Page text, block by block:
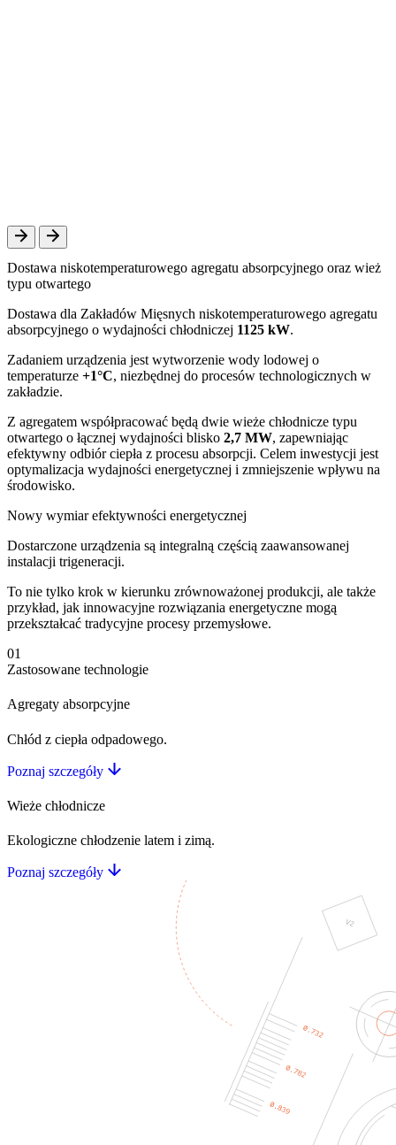
Dostawa niskotemperaturowego agregatu absorpcyjnego oraz wież
typu otwartego
Dostawa dla Zakładów Mięsnych niskotemperaturowego agregatu
absorpcyjnego o wydajności chłodniczej 1125 kW.
Zadaniem urządzenia jest wytworzenie wody lodowej o
temperaturze +1°C, niezbędnej do procesów technologicznych w
zakładzie.
Z agregatem współpracować będą dwie wieże chłodnicze typu
otwartego o łącznej wydajności blisko 2,7 MW, zapewniając
efektywny odbiór ciepła z procesu absorpcji. Celem inwestycji jest
optymalizacja wydajności energetycznej i zmniejszenie wpływu na
środowisko.
Nowy wymiar efektywności energetycznej
Dostarczone urządzenia są integralną częścią zaawansowanej
instalacji trigeneracji.
To nie tylko krok w kierunku zrównoważonej produkcji, ale także
przykład, jak innowacyjne rozwiązania energetyczne mogą
przekształcać tradycyjne procesy przemysłowe.
01
Zastosowane technologie
Agregaty absorpcyjne
Chłód z ciepła odpadowego.
Poznaj szczegóły
Wieże chłodnicze
Ekologiczne chłodzenie latem i zimą.
Poznaj szczegóły